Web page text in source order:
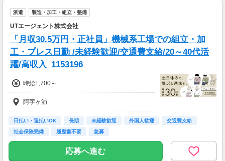
派遣 製造・加工・組立・整備
UTエージェント株式会社
「月収30.5万円・正社員」機械系工場での組立・加
工・プレス日勤 /未経験歓迎/交通費支給/20～40代活
躍/高収入_1153196
時給1,700～
阿字ヶ浦
日払い・週払いOK 長期 未経験歓迎 外国人歓迎
交通費支給
社会保険完備
履歴書不要 急募
応募へ進む